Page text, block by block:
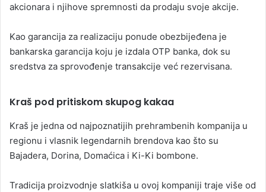
akcionara i njihove spremnosti da prodaju svoje akcije.
Kao garancija za realizaciju ponude obezbijeđena je
bankarska garancija koju je izdala OTP banka, dok su
sredstva za sprovođenje transakcije već rezervisana.
Kraš pod pritiskom skupog kakaa
Kraš je jedna od najpoznatijih prehrambenih kompanija u
regionu i vlasnik legendarnih brendova kao što su
Bajadera, Dorina, Domaćica i Ki-Ki bombone.
Tradicija proizvodnje slatkiša u ovoj kompaniji traje više od